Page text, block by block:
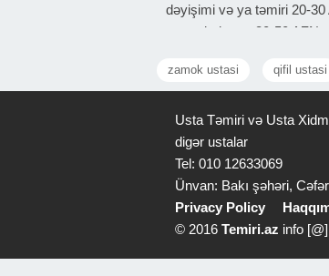
dəyişimi və ya təmiri 20-
quraşdırılması 30-50
Kanalizasiya xəttinin
Santexnik ustası
Təcrübə burada ən vacib
niyə sızdığını tapır. İşə
daha da böyüdür. Alət və
iş daha səliqəli və
Qiymət məsələsində isə
zamok ustasi qifil ustasi
Usta Təmiri və Usta
digər ustalar
Tel: 010 12633069
Ünvan: Bakı şəhəri,
Privacy Policy
© 2016 Temiri.az info